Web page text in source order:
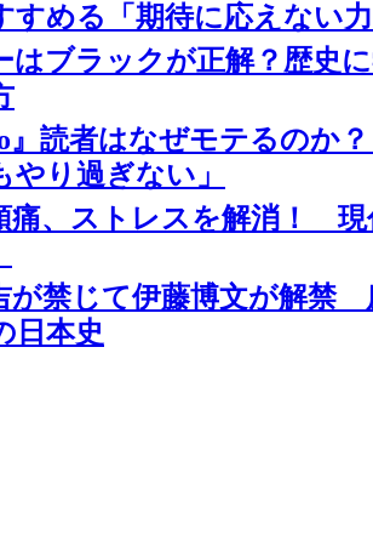
すめる「期待に応えない
はブラックが正解？歴史
』読者はなぜモテるのか
やり過ぎない」
痛、ストレスを解消！ 現
が禁じて伊藤博文が解禁
日本史